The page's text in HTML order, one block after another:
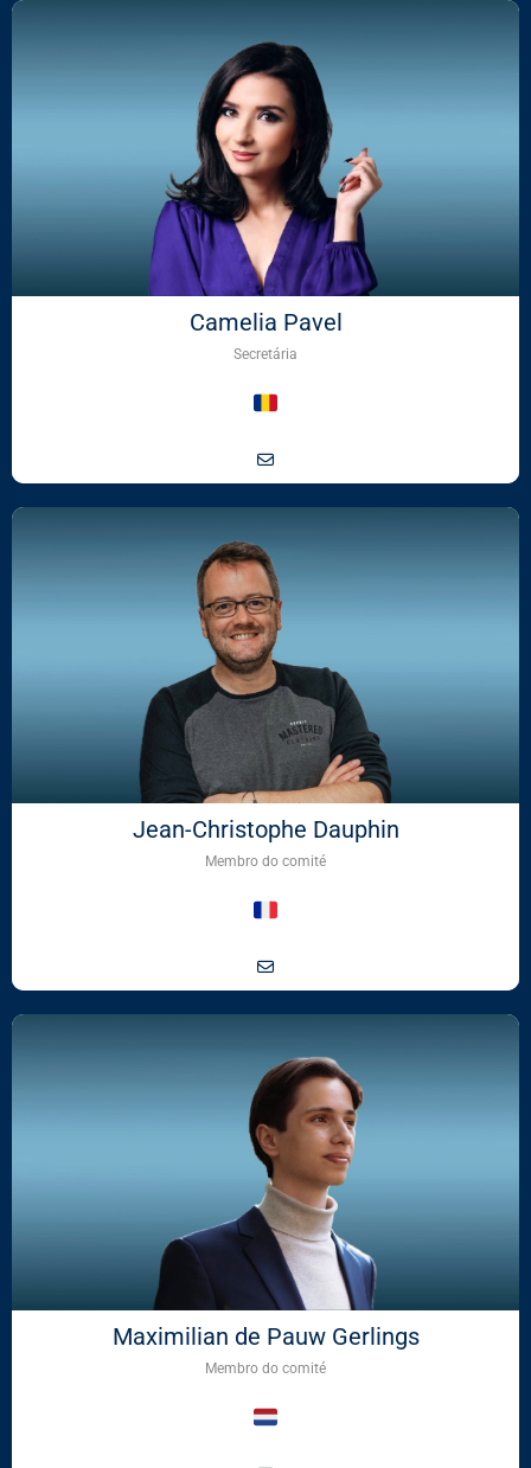
Camelia Pavel
Secretária
Jean-Christophe Dauphin
Membro do comité
Maximilian de Pauw Gerlings
Membro do comité